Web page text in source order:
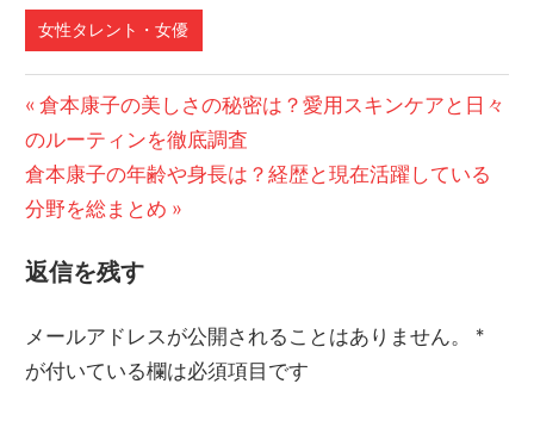
女性タレント・女優
投
稿
ナ
ビ
ゲ
ー
前
の
記
事:
倉本康子の美しさの秘密は？愛用スキンケアと日々
のルーティンを徹底調査
次
の
事:
倉本康子の年齢や身長は？経歴と現在活躍している
分野を総まとめ
返信を残す
メールアドレスが公開されることはありません。
*
が付いている欄は必須項目です